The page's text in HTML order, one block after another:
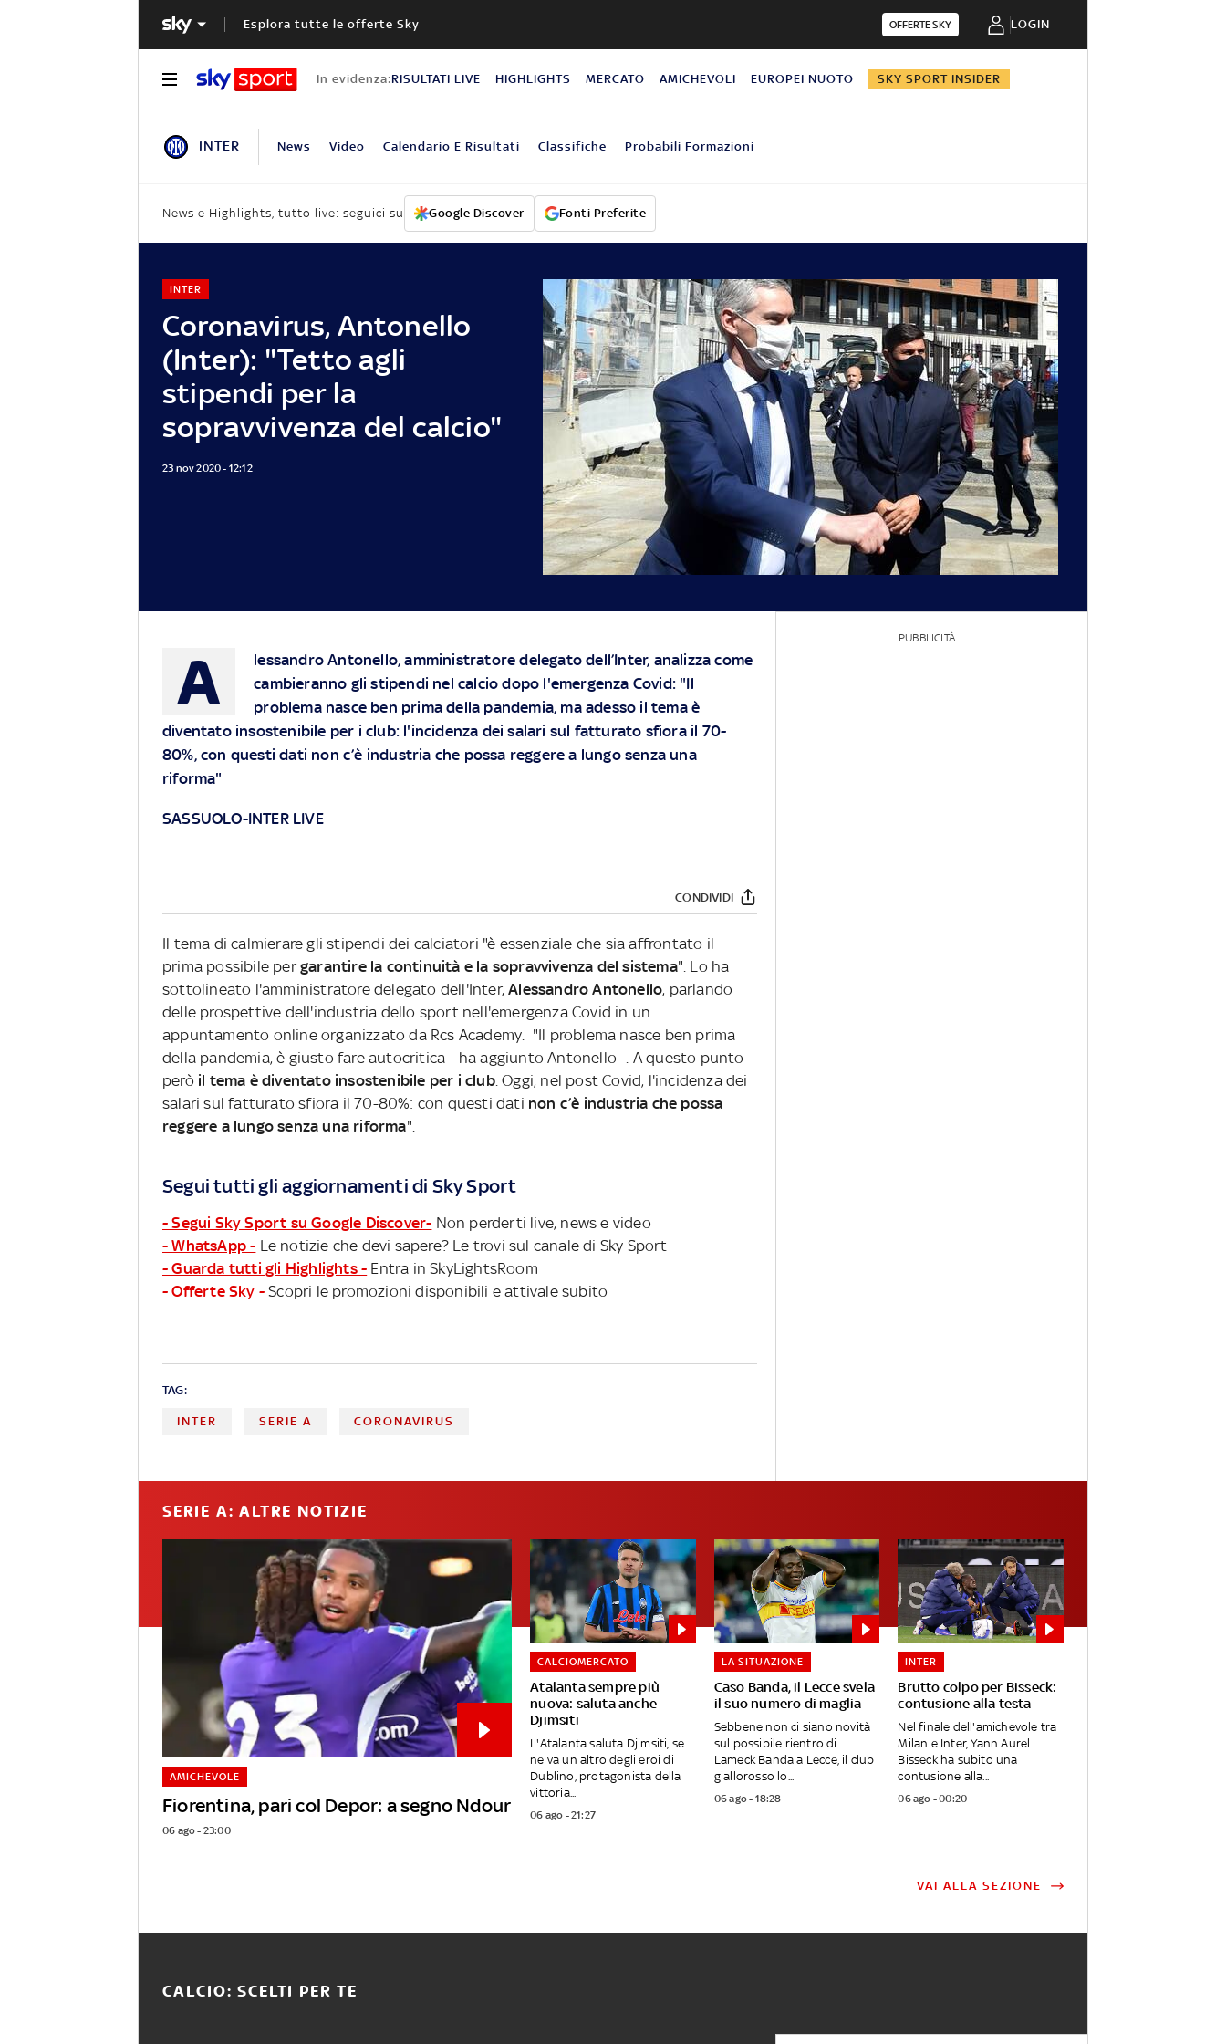
Esplora tutte le offerte Sky OFFERTE SKY LOGIN
In evidenza:RISULTATI LIVE HIGHLIGHTS MERCATO AMICHEVOLI EUROPEI NUOTO SKY SPORT INSIDER
INTER News Video Calendario E Risultati Classifiche Probabili Formazioni
News e Highlights, tutto live: seguici su Google Discover Fonti Preferite
Coronavirus, Antonello
(Inter): "Tetto agli
stipendi per la
sopravvivenza del calcio"
INTER
23 nov 2020 - 12:12
A
lessandro Antonello, amministratore delegato dell’Inter, analizza come
cambieranno gli stipendi nel calcio dopo l'emergenza Covid: "Il
problema nasce ben prima della pandemia, ma adesso il tema è
diventato insostenibile per i club: l'incidenza dei salari sul fatturato sfiora il 70-
80%, con questi dati non c’è industria che possa reggere a lungo senza una
riforma"
SASSUOLO-INTER LIVE
CONDIVIDI
Il tema di calmierare gli stipendi dei calciatori "è essenziale che sia affrontato il
prima possibile per garantire la continuità e la sopravvivenza del sistema". Lo ha
sottolineato l'amministratore delegato dell'Inter,Alessandro Antonello, parlando
delle prospettive dell'industria dello sport nell'emergenza Covid in un
appuntamento online organizzato da Rcs Academy. "Il problema nasce ben prima
della pandemia, è giusto fare autocritica - ha aggiunto Antonello -. A questo punto
però il tema è diventato insostenibile per i club. Oggi, nel post Covid, l'incidenza dei
salari sul fatturato sfiora il 70-80%: con questi dati non c’è industria che possa
reggere a lungo senza una riforma".
Segui tutti gli aggiornamenti di Sky Sport
- Segui Sky Sport su Google Discover- Non perderti live, news e video
- WhatsApp - Le notizie che devi sapere? Le trovi sul canale di Sky Sport
- Guarda tutti gli Highlights - Entra in SkyLightsRoom
- Offerte Sky - Scopri le promozioni disponibili e attivale subito
TAG:
INTER SERIE A CORONAVIRUS
PUBBLICITÀ
SERIE A: ALTRE NOTIZIE
Fiorentina, pari col Depor: a segno Ndour
AMICHEVOLE
06 ago - 23:00
Atalanta sempre più
nuova: saluta anche
Djimsiti
CALCIOMERCATO
L'Atalanta saluta Djimsiti, se
ne va un altro degli eroi di
Dublino, protagonista della
vittoria...
06 ago - 21:27
Caso Banda, il Lecce svela
il suo numero di maglia
LA SITUAZIONE
Sebbene non ci siano novità
sul possibile rientro di
Lameck Banda a Lecce, il club
giallorosso lo...
06 ago - 18:28
Brutto colpo per Bisseck:
contusione alla testa
INTER
Nel finale dell'amichevole tra
Milan e Inter, Yann Aurel
Bisseck ha subito una
contusione alla...
06 ago - 00:20
VAI ALLA SEZIONE
CALCIO: SCELTI PER TE